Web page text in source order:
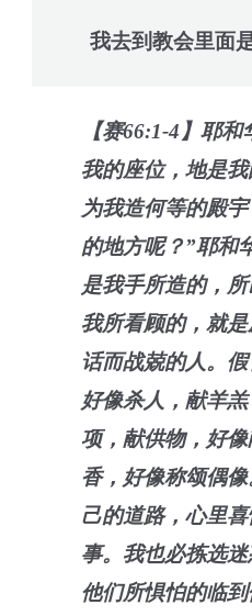
我去到教会里面
【赛66:1-4】耶
我的座位，地是
为我造何等的殿
的地方呢？”耶和
是我手所造的，
我所看顾的，就
话而战兢的人。假
好像杀人，献羊
项，献供物，好
香，好像称颂偶
己的道路，心里
事。我也必拣选
他们所惧怕的临